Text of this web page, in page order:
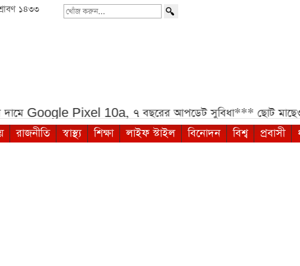
১৪৩৩
খোঁজ
Pixel 10a, ৭ বছরের আপডেট সুবিধা*** ছোট মাছেও মিলল
রাজনীতি স্বাস্থ্য শিক্ষা লাইফ স্টাইল বিনোদন বিশ্ব প্রবাসী